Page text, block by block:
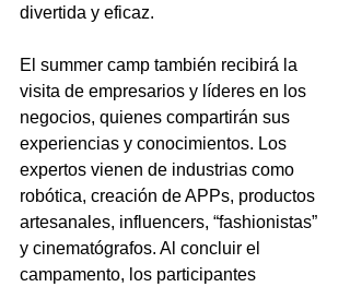
divertida y eficaz.
El summer camp también recibirá la
visita de empresarios y líderes en los
negocios, quienes compartirán sus
experiencias y conocimientos. Los
expertos vienen de industrias como
robótica, creación de APPs, productos
artesanales, influencers, “fashionistas”
y cinematógrafos. Al concluir el
campamento, los participantes